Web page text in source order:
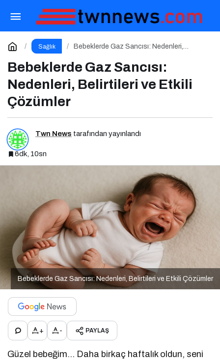
Sağlık
Bebeklerde Gaz Sancısı: Nedenleri,
Bebeklerde Gaz Sancısı:
Nedenleri, Belirtileri ve Etkili
Çözümler
Twn News tarafından yayınlandı
6dk, 10sn
Bebeklerde Gaz Sancısı: Nedenleri, Belirtileri ve Etkili Çözümler
+ - PAYLAŞ
Güzel bebeğim… Daha birkaç haftalık oldun, seni
Yarık Damak ve Dudakla Doğan Bebeklerde
Beslenme
Yorum Yap